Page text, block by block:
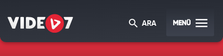
ARA MENÜ